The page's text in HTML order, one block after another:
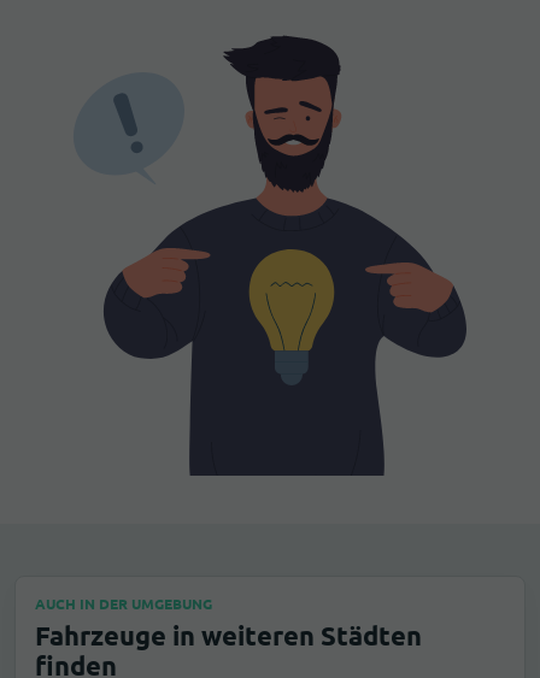
AUCH IN DER UMGEBUNG
Fahrzeuge in weiteren Städten
finden